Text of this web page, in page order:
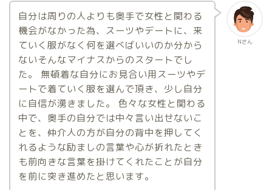
Nさん
自分は周りの人よりも奥手で女性と関わる
機会がなかった為、スーツやデートに、来
ていく服がなく何を選べばいいのか分から
ないそんなマイナスからのスタートでし
た。 無頓着な自分にお見合い用スーツやデ
ートで着ていく服を選んで頂き、少し自分
に自信が湧きました。 色々な女性と関わる
中で、奥手の自分では中々言い出せないこ
とを、仲介人の方が自分の背中を押してく
れるような励ましの言葉や心が折れたとき
も前向きな言葉を掛けてくれたことが自分
を前に突き進めたと思います。